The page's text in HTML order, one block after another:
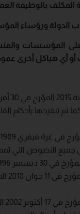
المكلف بالوظيفة
الدولة ورؤساء
المؤسسات
أو أي هياكل أخرى
2015 المؤرخ في 30 أفريل
تم تنقيحها بأحكام
1989
النصوص التي
30 ديسمبر
11 جوان 2018
في17 أكتوبر 2002